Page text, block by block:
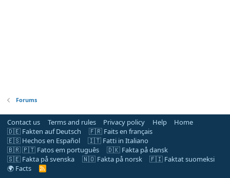
Forums
Contact us Terms and rules Privacy policy Help
Home
🇩🇪 Fakten auf Deutsch
🇫🇷 Faits en français
🇪🇸 Hechos en Español
🇮🇹 Fatti in Italiano
🇧🇷 🇵🇹 Fatos em português
🇩🇰 Fakta på dansk
🇸🇪 Fakta på svenska
🇳🇴 Fakta på norsk
🇫🇮 Faktat suomeksi
🌍 Facts
R